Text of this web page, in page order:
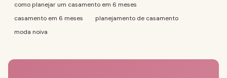
como planejar um casamento em 6 meses
casamento em 6 meses
planejamento de casamento
moda noiva